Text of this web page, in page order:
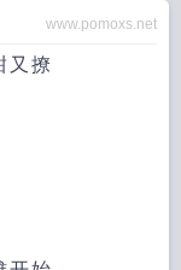
www.pomoxs.net
又撩